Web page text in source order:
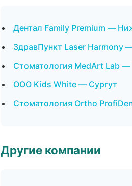
Дентал Family Premium —
ЗдравПункт Laser Harmony
Стоматология MedArt Lab
ООО Kids White — Сургут
Стоматология Ortho
Другие компании